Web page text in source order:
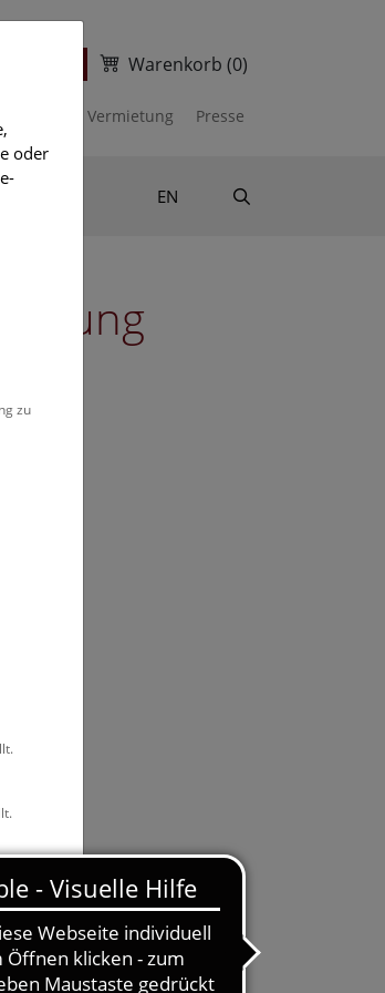
Warenkorb (0)
Vermietung Presse
EN
oder
zu